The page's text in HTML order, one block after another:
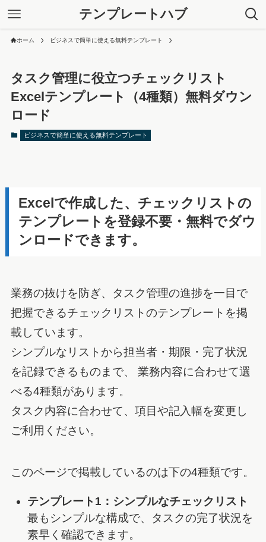
テンプレートハブ
ホーム ビジネスで簡単に使える無料テンプレート
タスク管理に役立つチェックリスト
Excelテンプレート（4種類）無料ダウン
ロード
ビジネスで簡単に使える無料テンプレート
Excelで作成した、チェックリストの
テンプレートを登録不要・無料でダウ
ンロードできます。
業務の抜けを防ぎ、タスク管理の進捗を一目で
把握できるチェックリストのテンプレートを掲
載しています。
シンプルなリストから担当者・期限・完了状況
を記録できるものまで、 業務内容に合わせて選
べる4種類があります。
タスク内容に合わせて、項目や記入幅を変更し
ご利用ください。
このページで掲載しているのは下の4種類です。
テンプレート1：シンプルなチェックリスト
最もシンプルな構成で、タスクの完了状況を
素早く確認できます。